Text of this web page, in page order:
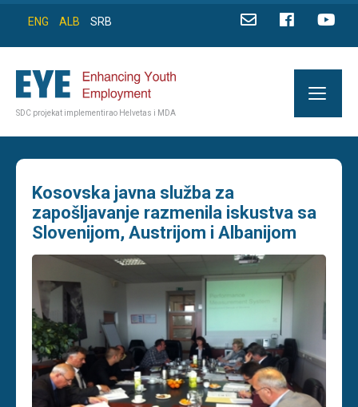
ENG ALB SRB
SDC projekat implementirao Helvetas i MDA
Kosovska javna služba za
zapošljavanje razmenila iskustva sa
Slovenijom, Austrijom i Albanijom